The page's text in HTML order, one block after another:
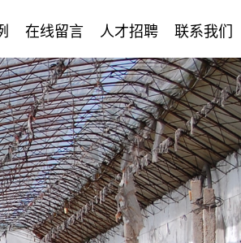
在线留言 人才招聘 联系我们